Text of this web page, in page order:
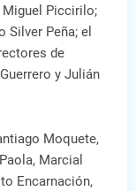
Piccirilo;
Peña; el
de
y Julián
Moquete,
Marcial
Encarnación,